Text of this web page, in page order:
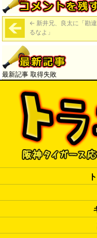
← 新井兄、良太に「勘
るなよ」
最新記事 取得失敗